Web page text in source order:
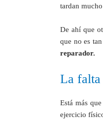
tardan
De ahí que
que no es
reparador.
La falta
Está más
ejercicio